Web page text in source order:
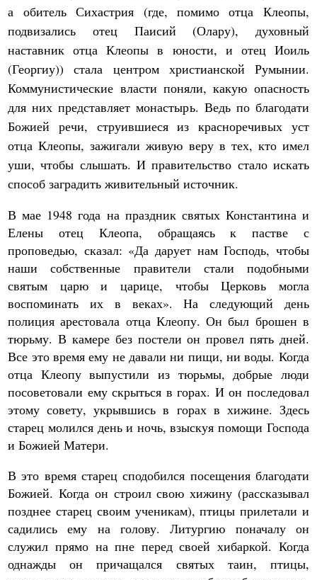
а обитель Сихастрия (где, помимо отца Клеопы,
подвизались отец Паисий (Олару), духовный
наставник отца Клеопы в юности, и отец Иоиль
(Георгиу)) стала центром христианской Румынии.
Коммунистические власти поняли, какую опасность
для них представляет монастырь. Ведь по благодати
Божией речи, струившиеся из красноречивых уст
отца Клеопы, зажигали живую веру в тех, кто имел
уши, чтобы слышать. И правительство стало искать
способ заградить живительный источник.
В мае 1948 года на праздник святых Константина и
Елены отец Клеопа, обращаясь к пастве с
проповедью, сказал: «Да дарует нам Господь, чтобы
наши собственные правители стали подобными
святым царю и царице, чтобы Церковь могла
воспоминать их в веках». На следующий день
полиция арестовала отца Клеопу. Он был брошен в
тюрьму. В камере без постели он провел пять дней.
Все это время ему не давали ни пищи, ни воды. Когда
отца Клеопу выпустили из тюрьмы, добрые люди
посоветовали ему скрыться в горах. И он последовал
этому совету, укрывшись в горах в хижине. Здесь
старец молился день и ночь, взыскуя помощи Господа
и Божией Матери.
В это время старец сподобился посещения благодати
Божией. Когда он строил свою хижину (рассказывал
позднее старец своим ученикам), птицы прилетали и
садились ему на голову. Литургию поначалу он
служил прямо на пне перед своей хибаркой. Когда
однажды он причащался святых таин, птицы,